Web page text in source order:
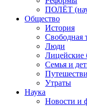
ПОЛЁТ
Общество
История
Свободная
Люди
Лицейские
Семья и
Утраты
Наука
Новости и